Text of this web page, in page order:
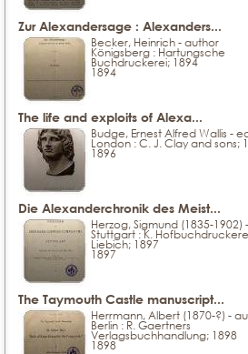
Zur Alexandersage : Alexanders...
Becker, Heinrich - author
Königsberg : Hartungsche
Buchdruckerei; 1894
1894
The life and exploits of Alexa...
Budge, Ernest Alfred Wallis -
London : C. J. Clay and sons;
1896
Die Alexanderchronik des Meist...
Herzog, Sigmund (1835-1902)
Stuttgart : K.
Liebich; 1897
1897
The Taymouth Castle manuscript...
Herrmann, Albert (1870-?) -
Berlin : R. Gaertners
Verlagsbuchhandlung; 1898
1898